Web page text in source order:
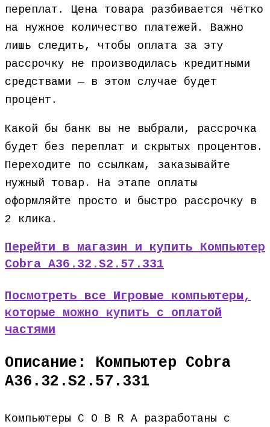
переплат. Цена товара разбивается чётко
на нужное количество платежей. Важно
лишь следить, чтобы оплата за эту
рассрочку не производилась кредитными
средствами — в этом случае будет
процент.
Какой бы банк вы не выбрали, рассрочка
будет без переплат и скрытых процентов.
Переходите по ссылкам, заказывайте
нужный товар. На этапе оплаты
оформляйте просто и быстро рассрочку в
2 клика.
Перейти в магазин и купить Компьютер
Cobra A36.32.S2.57.331
Посмотреть все Игровые компьютеры,
которые можно купить с оплатой
частями
Описание: Компьютер Cobra
A36.32.S2.57.331
Компьютеры C O B R A разработаны с